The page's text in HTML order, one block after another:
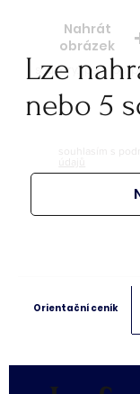
Nahrát
obrázek
soubory: jpeg, jpg,
Lze
nebo 5
souhlasím s
údajů
Orientační ceník